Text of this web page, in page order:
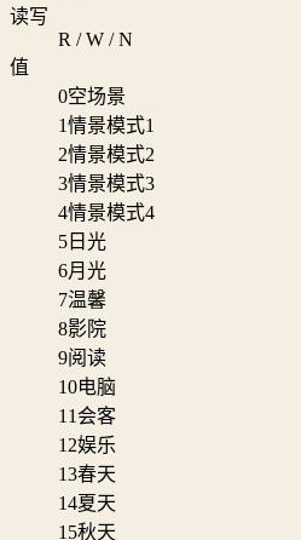
读写
R / W / N
值
0空场景
1情景模式1
2情景模式2
3情景模式3
4情景模式4
5 日光
6月光
7温馨
8影院
9阅读
10电脑
11 会客
12娱乐
13春天
14夏天
15秋天